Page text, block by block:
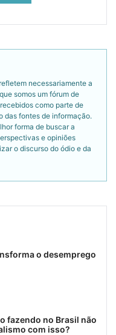
necessariamente a
somos um fórum de
como parte de
das fontes de informação.
forma de buscar a
e opiniões
o discurso do ódio e da
o desemprego
fazendo no Brasil não
com isso?